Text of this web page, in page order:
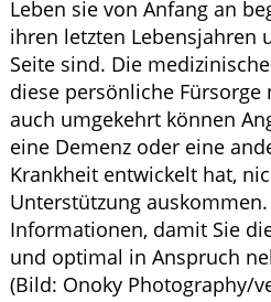
Leben sie von Anfang an
ihren letzten Lebensjahren
Seite sind. Die
diese persönliche Fürsorge
auch umgekehrt können
eine Demenz oder eine
Krankheit entwickelt hat,
Unterstützung
Informationen, damit Sie
und optimal in Anspruch
(Bild: Onoky Photography/